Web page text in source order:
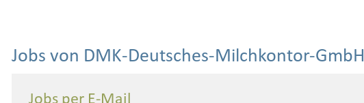
Jobs von DMK-Deutsches-Milchkontor-GmbH
Jobs per E-Mail